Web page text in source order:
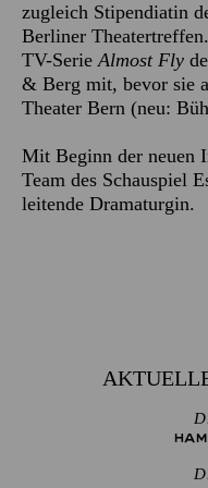
zugleich Stipendiatin
Berliner
TV-SerieAlmost Fly
& Berg mit, bevor sie
Theater Bern (neu:
Mit Beginn der neuen
Team des Schauspiel
leitende Dramaturgin.